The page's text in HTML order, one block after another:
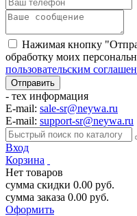
Нажимая кнопку
обработку моих
пользовательским
- тех информация
E-mail: sale-sr@neywa.ru
E-mail: support-sr@neywa.ru
Вход
Корзина
Нет товаров
сумма скидки 0.00 руб.
сумма заказа 0.00 руб.
Оформить